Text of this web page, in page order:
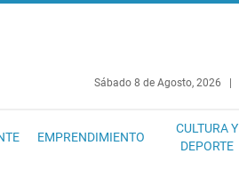
Sábado 8 de Agosto, 2026
EMPRENDIMIENTO
CULTURA Y
DEPORTE